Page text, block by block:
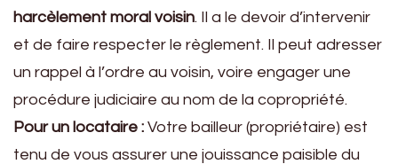
harcèlement moral voisin. Il a le devoir d’intervenir
et de faire respecter le règlement. Il peut adresser
un rappel à l’ordre au voisin, voire engager une
procédure judiciaire au nom de la copropriété.
Pour un locataire : Votre bailleur (propriétaire) est
tenu de vous assurer une jouissance paisible du